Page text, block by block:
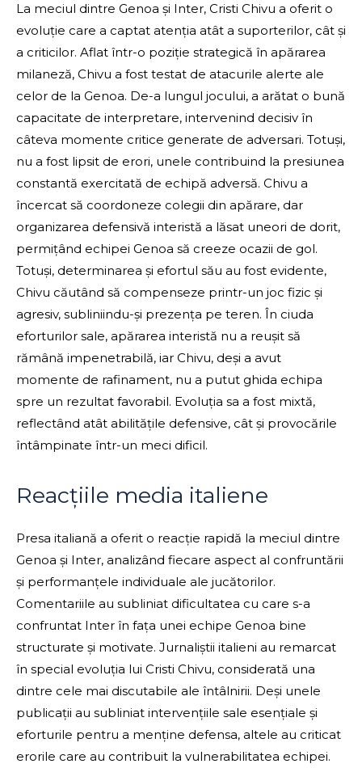
La meciul dintre Genoa și Inter, Cristi Chivu a oferit o
evoluție care a captat atenția atât a suporterilor, cât și
a criticilor. Aflat într-o poziție strategică în apărarea
milaneză, Chivu a fost testat de atacurile alerte ale
celor de la Genoa. De-a lungul jocului, a arătat o bună
capacitate de interpretare, intervenind decisiv în
câteva momente critice generate de adversari. Totuși,
nu a fost lipsit de erori, unele contribuind la presiunea
constantă exercitată de echipă adversă. Chivu a
încercat să coordoneze colegii din apărare, dar
organizarea defensivă interistă a lăsat uneori de dorit,
permițând echipei Genoa să creeze ocazii de gol.
Totuși, determinarea și efortul său au fost evidente,
Chivu căutând să compenseze printr-un joc fizic și
agresiv, subliniindu-și prezența pe teren. În ciuda
eforturilor sale, apărarea interistă nu a reușit să
rămână impenetrabilă, iar Chivu, deși a avut
momente de rafinament, nu a putut ghida echipa
spre un rezultat favorabil. Evoluția sa a fost mixtă,
reflectând atât abilitățile defensive, cât și provocările
întâmpinate într-un meci dificil.
Reacțiile media italiene
Presa italiană a oferit o reacție rapidă la meciul dintre
Genoa și Inter, analizând fiecare aspect al confruntării
și performanțele individuale ale jucătorilor.
Comentariile au subliniat dificultatea cu care s-a
confruntat Inter în fața unei echipe Genoa bine
structurate și motivate. Jurnaliștii italieni au remarcat
în special evoluția lui Cristi Chivu, considerată una
dintre cele mai discutabile ale întâlnirii. Deși unele
publicații au subliniat intervențiile sale esențiale și
eforturile pentru a menține defensa, altele au criticat
erorile care au contribuit la vulnerabilitatea echipei.